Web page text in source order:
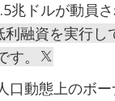
兆ドルが動員さ
融資を実行し
。
口動態上のボー